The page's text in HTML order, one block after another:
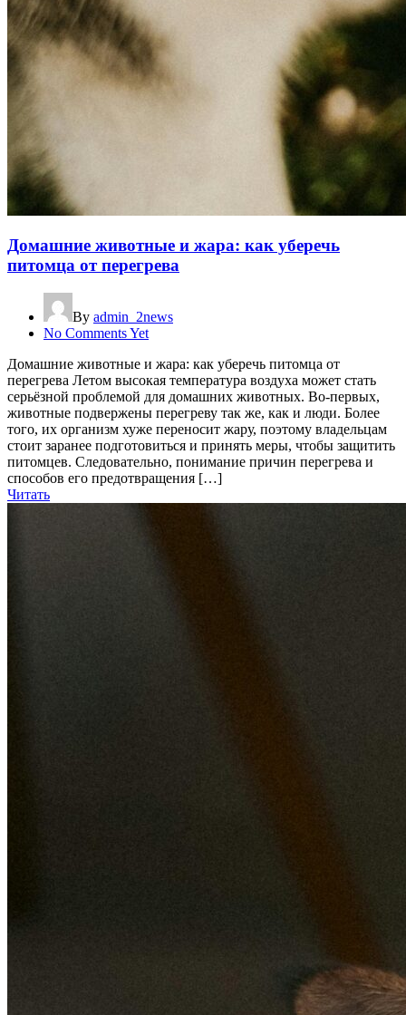
Домашние животные и жара: как уберечь
питомца от перегрева
By admin_2news
No Comments Yet
Домашние животные и жара: как уберечь питомца от
перегрева Летом высокая температура воздуха может стать
серьёзной проблемой для домашних животных. Во-первых,
животные подвержены перегреву так же, как и люди. Более
того, их организм хуже переносит жару, поэтому владельцам
стоит заранее подготовиться и принять меры, чтобы защитить
питомцев. Следовательно, понимание причин перегрева и
способов его предотвращения […]
Читать